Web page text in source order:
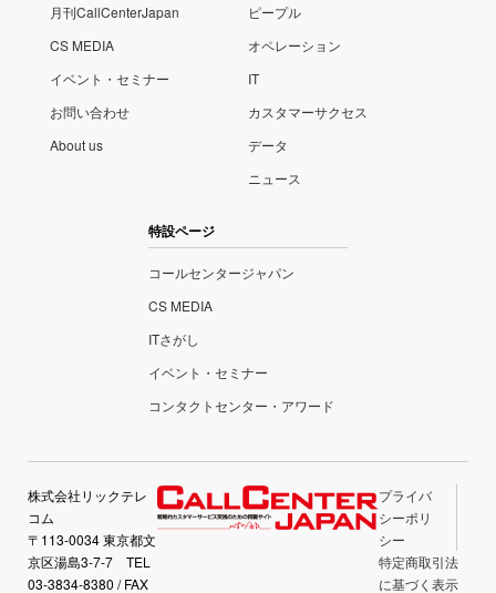
月刊CallCenterJapan
CS MEDIA
イベント・セミナー
お問い合わせ
About us
ピープル
オペレーション
IT
カスタマーサクセス
データ
ニュース
特設ページ
コールセンタージャパン
CS MEDIA
ITさがし
イベント・セミナー
コンタクトセンター・アワード
株式会社リックテレ
コム
〒113-0034 東京都文
京区湯島3-7-7 TEL
03-3834-8380 / FAX
プライバ
シーポリ
シー
特定商取引法
に基づく表示